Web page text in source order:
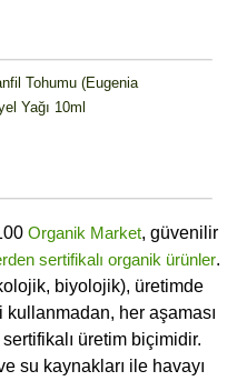
Tohumu (Eugenia
Yağı 10ml
Organik Market, güvenilir
sertifikalı organik ürünler.
biyolojik), üretimde
kullanmadan, her aşaması
üretim biçimidir.
su kaynakları ile havayı